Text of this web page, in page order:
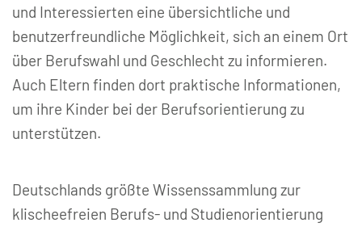
und Interessierten eine übersichtliche und
benutzerfreundliche Möglichkeit, sich an einem Ort
über Berufswahl und Geschlecht zu informieren.
Auch Eltern finden dort praktische Informationen,
um ihre Kinder bei der Berufsorientierung zu
unterstützen.
Deutschlands größte Wissenssammlung zur
klischeefreien Berufs- und Studienorientierung